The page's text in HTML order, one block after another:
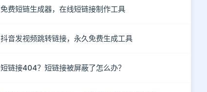
免费短链生成器，在线短链接制作工具
抖音发视频跳转链接，永久免费生成工具
短链接404？短链接被屏蔽了怎么办？